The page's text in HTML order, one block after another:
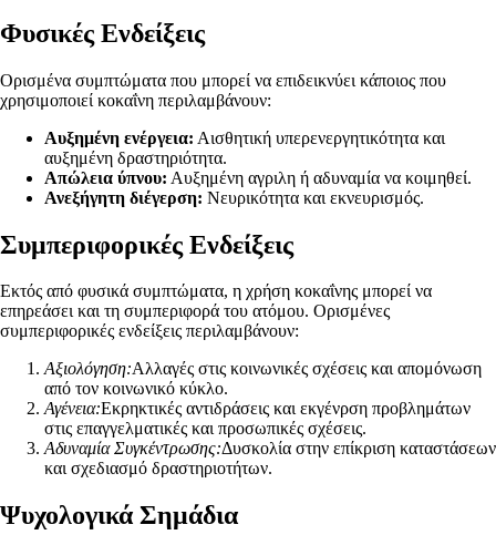
Φυσικές Ενδείξεις
Ορισμένα συμπτώματα που μπορεί να επιδεικνύει κάποιος που
χρησιμοποιεί κοκαΐνη περιλαμβάνουν:
Αυξημένη ενέργεια: Αισθητική υπερενεργητικότητα και
αυξημένη δραστηριότητα.
Απώλεια ύπνου: Αυξημένη αγριλη ή αδυναμία να κοιμηθεί.
Ανεξήγητη διέγερση: Νευρικότητα και εκνευρισμός.
Συμπεριφορικές Ενδείξεις
Εκτός από φυσικά συμπτώματα, η χρήση κοκαΐνης μπορεί να
επηρεάσει και τη συμπεριφορά του ατόμου. Ορισμένες
συμπεριφορικές ενδείξεις περιλαμβάνουν:
Αξιολόγηση:Αλλαγές στις κοινωνικές σχέσεις και απομόνωση
από τον κοινωνικό κύκλο.
Αγένεια:Εκρηκτικές αντιδράσεις και εκγένρση προβλημάτων
στις επαγγελματικές και προσωπικές σχέσεις.
Αδυναμία Συγκέντρωσης:Δυσκολία στην επίκριση καταστάσεων
και σχεδιασμό δραστηριοτήτων.
Ψυχολογικά Σημάδια